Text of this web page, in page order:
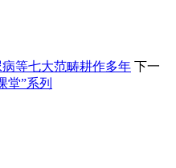
等七大范畴耕作多年 下一
堂”系列